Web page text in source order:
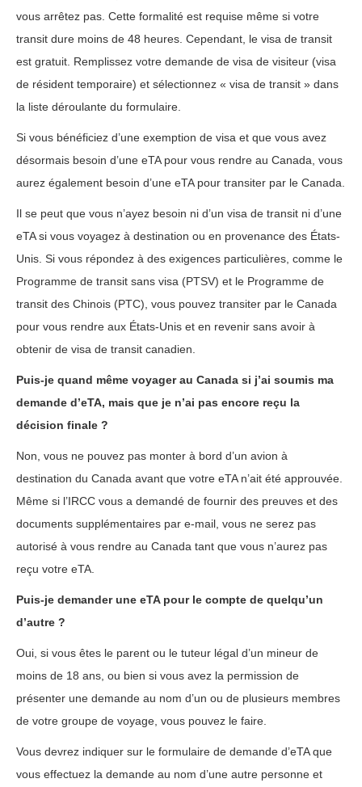
vous arrêtez pas. Cette formalité est requise même si votre
transit dure moins de 48 heures. Cependant, le visa de transit
est gratuit. Remplissez votre demande de visa de visiteur (visa
de résident temporaire) et sélectionnez « visa de transit » dans
la liste déroulante du formulaire.
Si vous bénéficiez d’une exemption de visa et que vous avez
désormais besoin d’une eTA pour vous rendre au Canada, vous
aurez également besoin d’une eTA pour transiter par le Canada.
Il se peut que vous n’ayez besoin ni d’un visa de transit ni d’une
eTA si vous voyagez à destination ou en provenance des États-
Unis. Si vous répondez à des exigences particulières, comme le
Programme de transit sans visa (PTSV) et le Programme de
transit des Chinois (PTC), vous pouvez transiter par le Canada
pour vous rendre aux États-Unis et en revenir sans avoir à
obtenir de visa de transit canadien.
Puis-je quand même voyager au Canada si j’ai soumis ma
demande d’eTA, mais que je n’ai pas encore reçu la
décision finale ?
Non, vous ne pouvez pas monter à bord d’un avion à
destination du Canada avant que votre eTA n’ait été approuvée.
Même si l’IRCC vous a demandé de fournir des preuves et des
documents supplémentaires par e-mail, vous ne serez pas
autorisé à vous rendre au Canada tant que vous n’aurez pas
reçu votre eTA.
Puis-je demander une eTA pour le compte de quelqu’un
d’autre ?
Oui, si vous êtes le parent ou le tuteur légal d’un mineur de
moins de 18 ans, ou bien si vous avez la permission de
présenter une demande au nom d’un ou de plusieurs membres
de votre groupe de voyage, vous pouvez le faire.
Vous devrez indiquer sur le formulaire de demande d’eTA que
vous effectuez la demande au nom d’une autre personne et